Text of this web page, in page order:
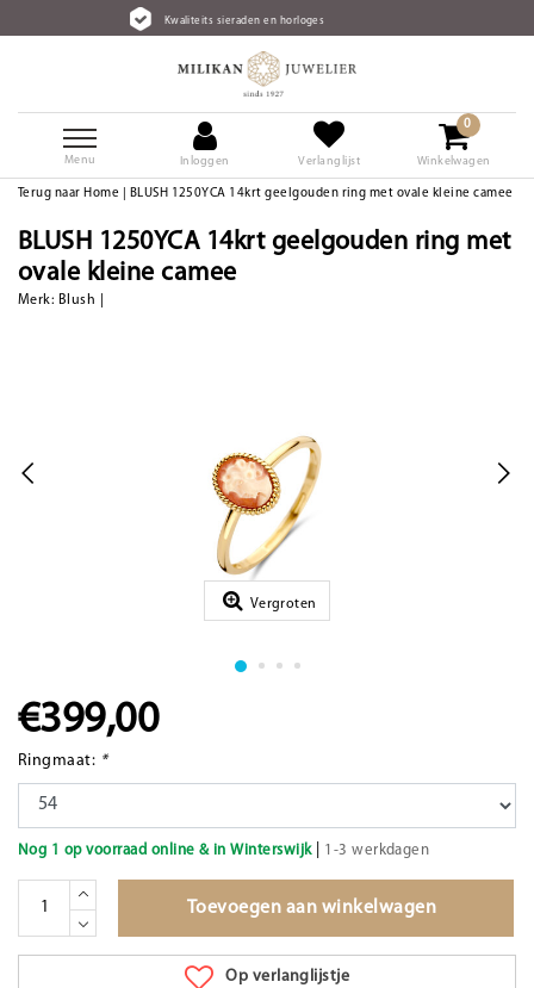
Kwaliteits sieraden en horloges
Menu Inloggen Verlanglijst
0
Winkelwagen
Terug naar Home BLUSH 1250YCA 14krt geelgouden ring met ovale kleine camee
BLUSH 1250YCA 14krt geelgouden ring met
ovale kleine camee
Merk: Blush
Vergroten
€399,00
Ringmaat: *
Nog 1 op voorraad online & in Winterswijk| 1-3 werkdagen
Toevoegen aan winkelwagen
Op verlanglijstje